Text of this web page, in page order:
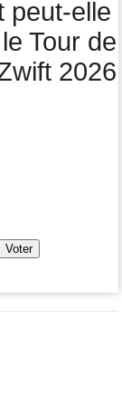
peut-elle
Tour de
2026